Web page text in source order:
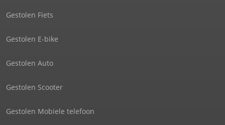
Gestolen Fiets
Gestolen E-bike
Gestolen Auto
Gestolen Scooter
Gestolen Mobiele telefoon